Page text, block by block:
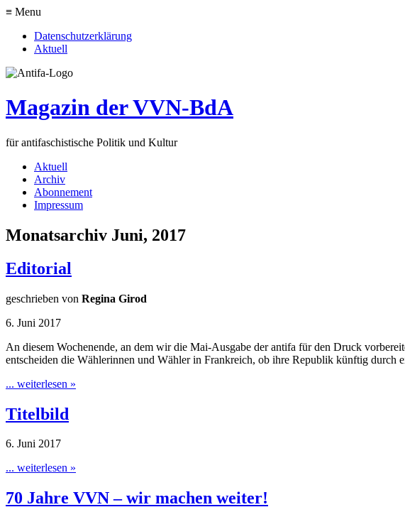
≡ Menu
Datenschutzerklärung
Aktuell
Magazin der VVN-BdA
für antifaschistische Politik und Kultur
Aktuell
Archiv
Abonnement
Impressum
Monatsarchiv Juni, 2017
Editorial
geschrieben von Regina Girod
6. Juni 2017
An diesem Wochenende, an dem wir die Mai-Ausgabe der antifa für den Druck
entscheiden die Wählerinnen und Wähler in Frankreich, ob ihre Republik künftig
... weiterlesen »
Titelbild
6. Juni 2017
... weiterlesen »
70 Jahre VVN – wir machen weiter!